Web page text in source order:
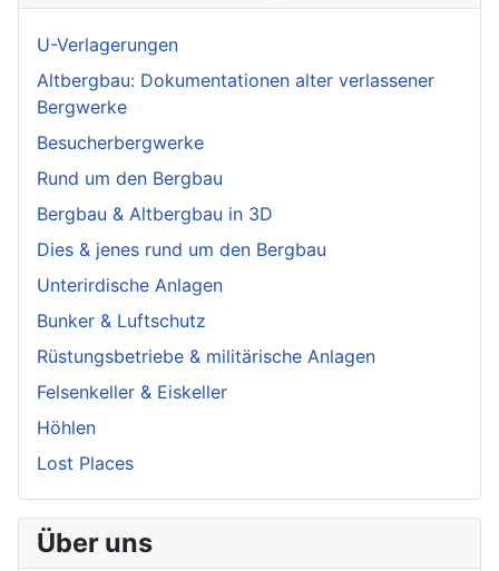
U-Verlagerungen
Altbergbau: Dokumentationen alter verlassener
Bergwerke
Besucherbergwerke
Rund um den Bergbau
Bergbau & Altbergbau in 3D
Dies & jenes rund um den Bergbau
Unterirdische Anlagen
Bunker & Luftschutz
Rüstungsbetriebe & militärische Anlagen
Felsenkeller & Eiskeller
Höhlen
Lost Places
Über uns